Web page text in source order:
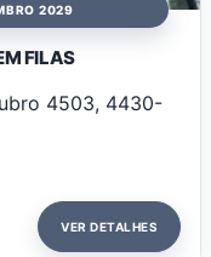
2029
FILAS
4503, 4430-
VER DETALHES